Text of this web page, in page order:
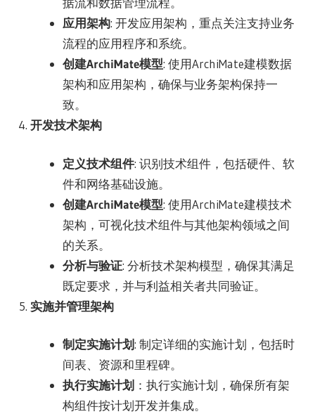
应用架构: 开发应用架构，重点关注支持业务
流程的应用程序和系统。
创建ArchiMate模型: 使用ArchiMate建模数据
架构和应用架构，确保与业务架构保持一
致。
开发技术架构
定义技术组件: 识别技术组件，包括硬件、软
件和网络基础设施。
创建ArchiMate模型: 使用ArchiMate建模技术
架构，可视化技术组件与其他架构领域之间
的关系。
分析与验证: 分析技术架构模型，确保其满足
既定要求，并与利益相关者共同验证。
实施并管理架构
制定实施计划: 制定详细的实施计划，包括时
间表、资源和里程碑。
执行实施计划 ：执行实施计划，确保所有架
构组件按计划开发并集成。